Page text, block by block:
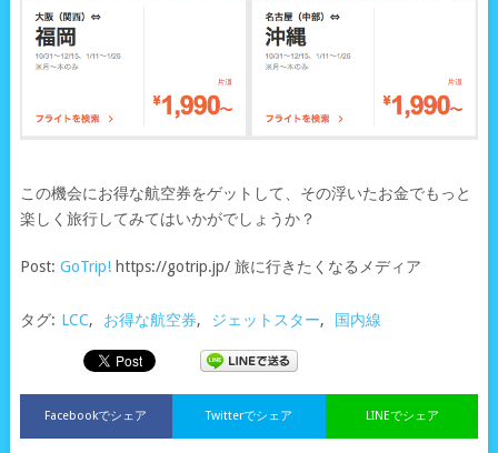
この機会にお得な航空券をゲットして、その浮いたお金でもっと
楽しく旅行してみてはいかがでしょうか？
Post: GoTrip!https://gotrip.jp/ 旅に行きたくなるメディア
タグ: LCC, お得な航空券, ジェットスター, 国内線
Facebookでシェア LINEでシェア
Twitterでシェア